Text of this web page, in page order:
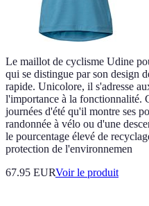
Le maillot de cyclisme Udine
qui se distingue par son design
rapide. Unicolore, il s'adresse
l'importance à la fonctionnalité.
journées d'été qu'il montre ses
randonnée à vélo ou d'une
le pourcentage élevé de
protection de l'environnemen
67.95 EURVoir le produit